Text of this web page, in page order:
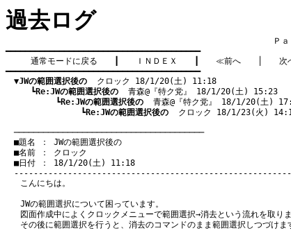
過去ログ
Ｐａｇｅ
━━━━━━━━━━━━━━━━━━━━━━━━━━━━━━━━━━━━━━━━
通常モードに戻る
ＩＮＤＥＸ ≪前へ
次
━━━━━━━━━━━━━━━━━━━━━━━━━━━━━━━━━━━━━━━━
▼JWの範囲選択後の
  クロック 18/1/20(土) 11:18
┗Re:JWの範囲選択後の
  青森@『特ク党』 18/1/20(土) 15:23
┗Re:JWの範囲選択後の
青森@『特ク党』 18/1/20(土)
┗Re:JWの範囲選択後の
クロック 18/1/23(火)
───────────────────────────────────────
■題名 ： JWの範囲選択後の
■名前 ： クロック
■日付 ： 18/1/20(土) 11:18
こんにちは。
JWの範囲選択について困っています。
図面作成中によくクロックメニューで範囲選択→消去という流れを取りま
その後に範囲選択を行うと、消去のコマンドのまま範囲選択しつづけま